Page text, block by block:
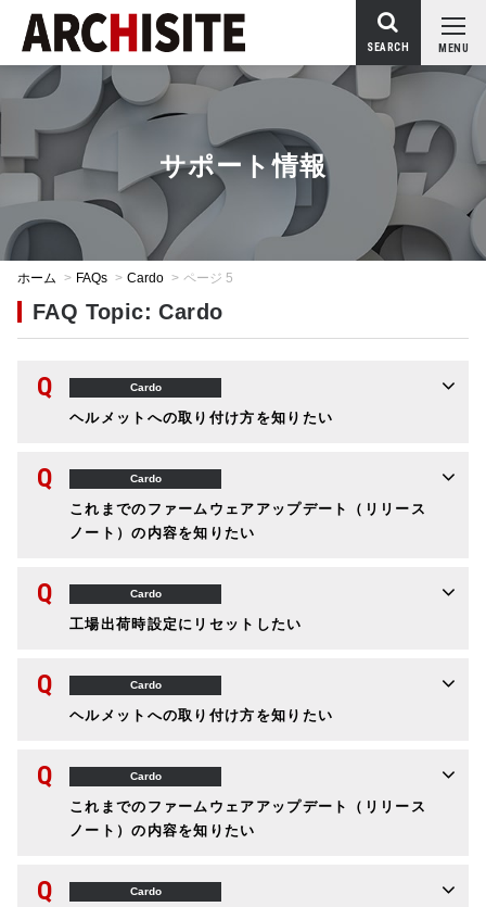
MENU
SEARCH
サポート情報
ホーム > FAQs > Cardo > ページ 5
FAQ Topic: Cardo
Q Cardo
ヘルメットへの取り付け方を知りたい
Q Cardo
これまでのファームウェアアップデート（リリース
ノート）の内容を知りたい
Q Cardo
工場出荷時設定にリセットしたい
Q Cardo
ヘルメットへの取り付け方を知りたい
Q Cardo
これまでのファームウェアアップデート（リリース
ノート）の内容を知りたい
Q Cardo